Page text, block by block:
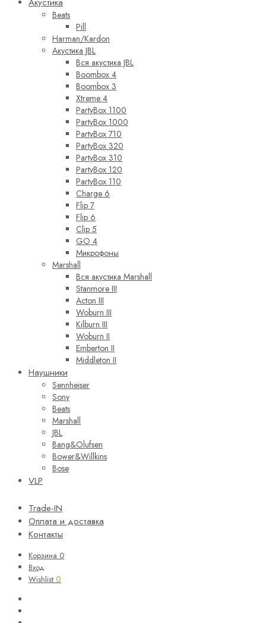
Beats
Pill
Harman/Kardon
Акустика JBL
Вся акустика JBL
Boombox 4
Boombox 3
Xtreme 4
PartyBox 1100
PartyBox 1000
PartyBox 710
PartyBox 320
PartyBox 310
PartyBox 120
PartyBox 110
Charge 6
Flip 7
Flip 6
Clip 5
GO 4
Микрофоны
Marshall
Вся акустика Marshall
Stanmore III
Acton III
Woburn III
Kilburn III
Woburn II
Emberton II
Middleton II
Наушники
Sennheiser
Sony
Beats
Marshall
JBL
Bang&Olufsen
Bower&Willkins
Bose
VLP
Trade-IN
Оплата и доставка
Контакты
Корзина 0
Вход
Wishlist 0